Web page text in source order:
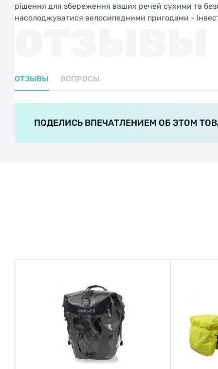
рішення для збереження ваших речей сухими та
насолоджуватися велосипедними пригодами -
ОТЗЫВЫ ВОПРОСЫ
ПОДЕЛИСЬ ВПЕЧАТЛЕНИЕМ ОБ ЭТОМ